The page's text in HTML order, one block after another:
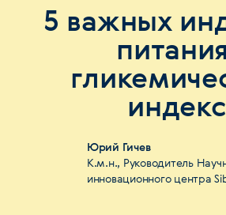
5 важных
индекс
Юрий Гичев
К.м.н., Руководитель
инновационного центра